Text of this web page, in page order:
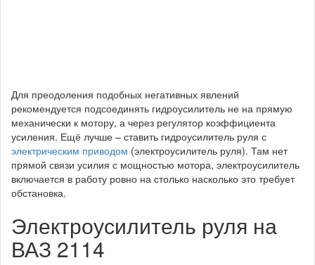
Для преодоления подобных негативных явлений
рекомендуется подсоединять гидроусилитель не на прямую
механически к мотору, а через регулятор коэффициента
усиления. Ещё лучше – ставить гидроусилитель руля с
электрическим приводом (электроусилитель руля). Там нет
прямой связи усилия с мощностью мотора, электроусилитель
включается в работу ровно на столько насколько это требует
обстановка.
Электроусилитель руля на
ВАЗ 2114